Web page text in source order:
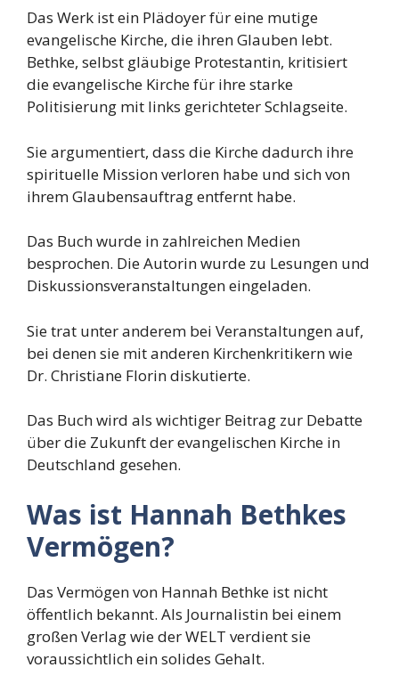
Das Werk ist ein Plädoyer für eine mutige
evangelische Kirche, die ihren Glauben lebt.
Bethke, selbst gläubige Protestantin, kritisiert
die evangelische Kirche für ihre starke
Politisierung mit links gerichteter Schlagseite.
Sie argumentiert, dass die Kirche dadurch ihre
spirituelle Mission verloren habe und sich von
ihrem Glaubensauftrag entfernt habe.
Das Buch wurde in zahlreichen Medien
besprochen. Die Autorin wurde zu Lesungen und
Diskussionsveranstaltungen eingeladen.
Sie trat unter anderem bei Veranstaltungen auf,
bei denen sie mit anderen Kirchenkritikern wie
Dr. Christiane Florin diskutierte.
Das Buch wird als wichtiger Beitrag zur Debatte
über die Zukunft der evangelischen Kirche in
Deutschland gesehen.
Was ist Hannah Bethkes
Vermögen?
Das Vermögen von Hannah Bethke ist nicht
öffentlich bekannt. Als Journalistin bei einem
großen Verlag wie der WELT verdient sie
voraussichtlich ein solides Gehalt.